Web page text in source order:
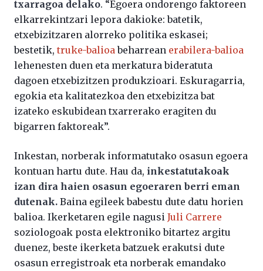
txarragoa delako. “Egoera ondorengo faktoreen
elkarrekintzari lepora dakioke: batetik,
etxebizitzaren alorreko politika eskasei;
bestetik, truke-balioa beharrean erabilera-balioa
lehenesten duen eta merkatura bideratuta
dagoen etxebizitzen produkzioari. Eskuragarria,
egokia eta kalitatezkoa den etxebizitza bat
izateko eskubidean txarrerako eragiten du
bigarren faktoreak”.
Inkestan, norberak informatutako osasun egoera
kontuan hartu dute. Hau da, inkestatutakoak
izan dira haien osasun egoeraren berri eman
dutenak. Baina egileek babestu dute datu horien
balioa. Ikerketaren egile nagusi Juli Carrere
soziologoak posta elektroniko bitartez argitu
duenez, beste ikerketa batzuek erakutsi dute
osasun erregistroak eta norberak emandako